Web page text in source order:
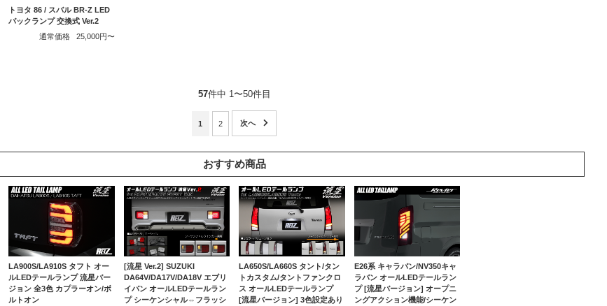
トヨタ 86 / スバル BR-Z LED
バックランプ 交換式 Ver.2
通常価格
25,000円〜
57件中 1〜50件目
1 2
おすすめ商品
LA900S/LA910S タフト オー
ルLEDテールランプ 流星バー
ジョン 全3色 カプラーオン/ボ
ルトオン
[流星 Ver.2] SUZUKI
DA64V/DA17V/DA18V エブリ
イバン オールLEDテールラン
プ シーケンシャル⇔フラッシ
LA650S/LA660S タント/タン
トカスタム/タントファンクロ
ス オールLEDテールランプ
[流星バージョン] 3色設定あり
E26系 キャラバン/NV350キャ
ラバン オールLEDテールラン
プ [流星バージョン] オープニ
ングアクション機能/シーケン